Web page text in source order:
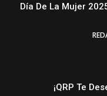
Día De La Mujer
¡QRP Te